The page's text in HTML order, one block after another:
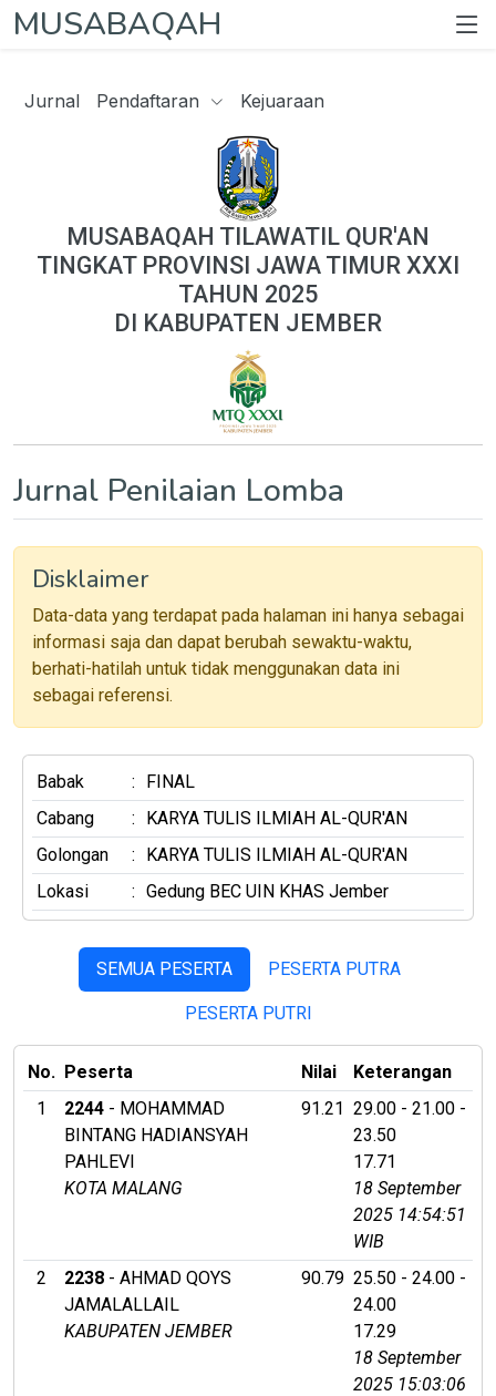
MUSABAQAH
Jurnal Pendaftaran Kejuaraan
MUSABAQAH TILAWATIL QUR'AN
TINGKAT PROVINSI JAWA TIMUR XXXI
TAHUN 2025
DI KABUPATEN JEMBER
Jurnal Penilaian Lomba
Disklaimer
Data-data yang terdapat pada halaman ini hanya sebagai
informasi saja dan dapat berubah sewaktu-waktu,
berhati-hatilah untuk tidak menggunakan data ini
sebagai referensi.
Babak :
FINAL
Cabang
:
KARYA TULIS ILMIAH AL-QUR'AN
Golongan
:
KARYA TULIS ILMIAH AL-QUR'AN
Lokasi
: Gedung BEC UIN KHAS Jember
SEMUA PESERTA PESERTA PUTRA
PESERTA PUTRI
No. Peserta Nilai
Keterangan
1
2244 - MOHAMMAD
BINTANG HADIANSYAH
PAHLEVI
KOTA MALANG
91.21 29.00 - 21.00 -
23.50
17.71
18 September
2025 14:54:51
WIB
2
2238 - AHMAD QOYS
JAMALALLAIL
KABUPATEN JEMBER
90.79 25.50 - 24.00 -
24.00
17.29
18 September
2025 15:03:06